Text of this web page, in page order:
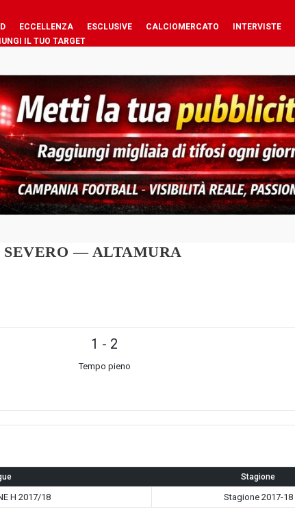
ECCELLENZA ESCLUSIVE CALCIOMERCATO INTERVISTE
IL TUO TARGET
— ALTAMURA
1 - 2
Tempo pieno
Stagione
H 2017/18 Stagione 2017-18